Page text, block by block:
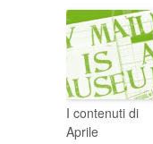
I contenuti di
Aprile